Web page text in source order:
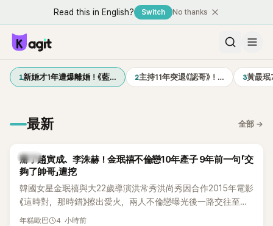
Read this in English? Switch No thanks
1新婚才1年遭爆離婚！《藍… 2主持11年突退《認哥》！… 3黃晸
最新 全部 →
韓星
掰了趙寅成、李洙赫！金珉禧不倫戀10年產子 9年前一句「交
夠了帥哥」遭挖
韓國女星金珉禧與大22歲導演洪常秀洪尚秀因合作2015年電影
《這時對，那時錯》擦出愛火，兩人不倫戀曝光後一路交往至
今，戀情已持續近10年，並於去年迎來兩人的兒子。金珉禧也
年糕歐巴 4 小時前